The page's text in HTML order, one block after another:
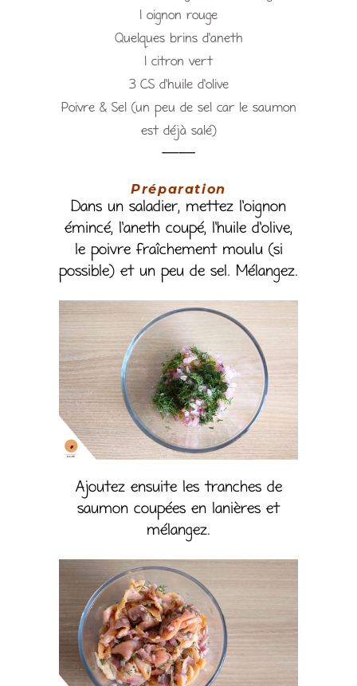
1 oignon rouge
Quelques brins d’aneth
1 citron vert
3 CS d’huile d’olive
Poivre & Sel (un peu de sel car le saumon
est déjà salé)
——
Préparation
Dans un saladier, mettez l’oignon
émincé, l’aneth coupé, l’huile d’olive,
le poivre fraîchement moulu (si
possible) et un peu de sel. Mélangez.
Ajoutez ensuite les tranches de
saumon coupées en lanières et
mélangez.